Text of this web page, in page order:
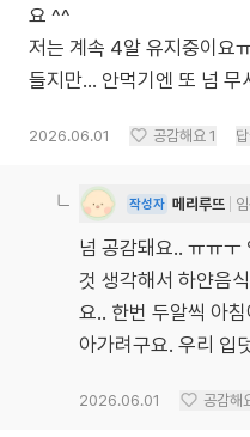
요 ^^
저는 계속 4알 유지중이요
들지만... 안먹기엔 또 넘 무
2026.06.01 공감해요 1
작성자 메리루뜨
넘 공감돼요.. ㅠㅠ
것 생각해서 하얀음
요.. 한번 두알씩 아
아가려구요. 우리 입
2026.06.01 공감해